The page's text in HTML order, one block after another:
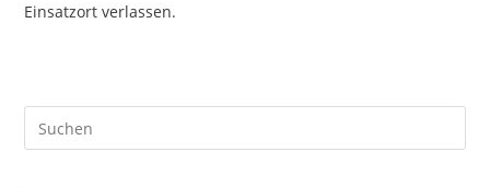
Einsatzort verlassen.